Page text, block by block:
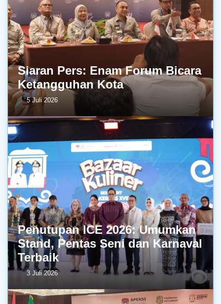
Siaran Pers: Enam Forum Bicara
Ketangguhan Kota
5 Juli 2026
Penutupan ICE 2026: Umumkan
Stand, Pentas Seni dan Karnaval
Terbaik
3 Juli 2026